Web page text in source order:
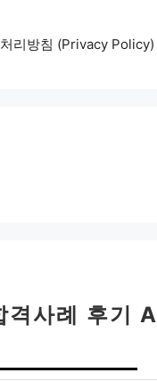
리방침 (Privacy Policy)
격사례 후기 A